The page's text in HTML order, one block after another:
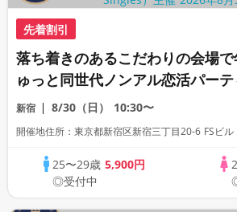
先着割引
落ち着きのあるこだわりの会場
ゅっと同世代ノンアル恋活パーテ
名限定》《machicon JAPAN主催
席半個室の1対1相席形式》
新宿 8/30（日） 10:30〜
開催地住所：東京都新宿区新宿三丁目20-6 FSビル
25〜29歳5,900円
◎受付中